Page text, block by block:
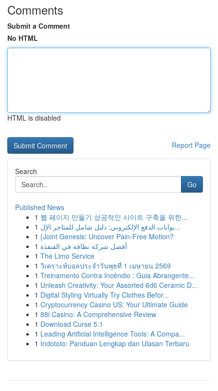
Comments
Submit a Comment
No HTML
HTML is disabled
Report Page
Search
Go
Published News
1 웹 페이지 만들기 성공적인 사이트 구축을 위한...
1
بوابات الدفع الإلكتروني: دليل شامل للمتاجر الإل...
1 {Joint Genesis: Uncover Pain-Free Motion?
1 أفضل شركة نظافة في القنفذة
1 The Limo Service
1 วิเคราะห์บอลประจำวันพุธที่ 1 เมษายน 2569
1 Treinamento Contra Incêndio : Guia Abrangente...
1 Unleash Creativity: Your Assorted 6d6 Ceramic D...
1 Digital Styling Virtually Try Clothes Befor...
1 Cryptocurrency Casino US: Your Ultimate Guide
1 88i Casino: A Comprehensive Review
1 Download Curse 5.1
1 Leading Artificial Intelligence Tools: A Compa...
1 Indototo: Panduan Lengkap dan Ulasan Terbaru